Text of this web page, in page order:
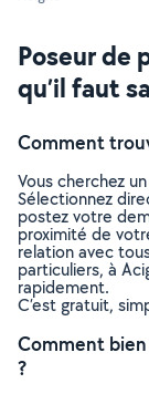
Poseur de
qu’il faut
Comment
Vous cherchez
Sélectionnez
postez votre
proximité de
relation avec
particuliers, à
rapidement.
C’est gratuit,
Comment
?